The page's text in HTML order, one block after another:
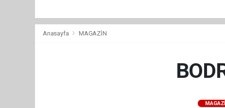
Anasayfa MAGAZİN